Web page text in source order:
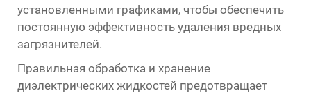
установленными графиками, чтобы обеспечить
постоянную эффективность удаления вредных
загрязнителей.
Правильная обработка и хранение
диэлектрических жидкостей предотвращает